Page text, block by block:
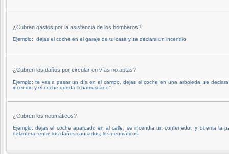
¿Cubren gastos por la asistencia de los bomberos?
Ejemplo: dejas el coche en el garaje de tu casa y se declara un incendio
¿Cubren los daños por circular en vías no aptas?
Ejemplo: te vas a pasar un día en el campo, dejas el coche en una arboleda, se
incendio y el coche queda ''chamuscado''.
¿Cubren los neumáticos?
Ejemplo: dejas el coche aparcado en al calle, se incendia un contenedor, y quema la
delantera, entre los daños causados, los neumáticos